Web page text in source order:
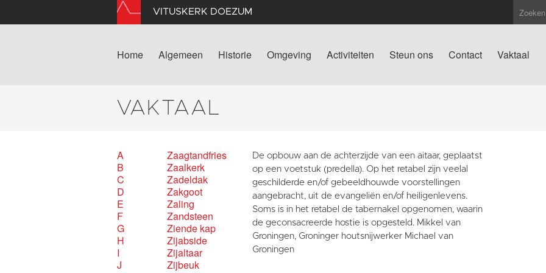
VITUSKERK DOEZUM
Home Algemeen Historie Omgeving Activiteiten Steun ons Contact Vaktaal
VAKTAAL
A
B
C
D
E
F
G
H
I
J
Zaagtandfries
Zaalkerk
Zadeldak
Zakgoot
Zaling
Zandsteen
Ziende kap
Zijabside
Zijaltaar
Zijbeuk
De opbouw aan de achterzijde van een aitaar, geplaatst
op een voetstuk (predella). Op het retabel zijn veelal
geschilderde en/of gebeeldhouwde voorstellingen
aangebracht, uit de evangeliën en/of heiligenlevens.
Soms is in het retabel de tabernakel opgenomen, waarin
de geconsacreerde hostie is opgesteld. Mikkel van
Groningen, Groninger houtsnijwerker Michael van
Groningen